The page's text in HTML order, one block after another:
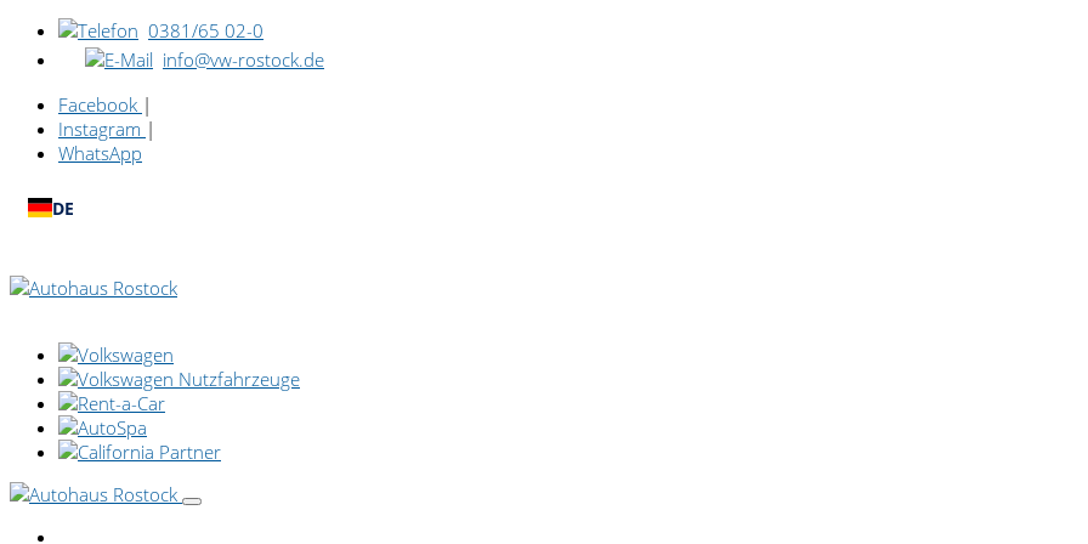
0381/65 02-0
info@vw-rostock.de
Facebook |
Instagram |
WhatsApp
DE